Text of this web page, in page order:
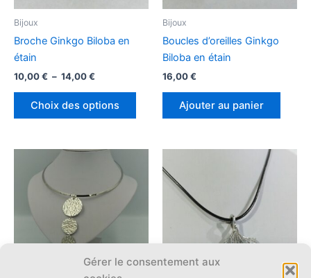
Gérer le consentement aux
Bijoux
Broche Ginkgo Biloba en
étain
10,00€ – 14,00€
prix :
10,00 €
Choix des options
Ce
Les
options
choisies
sur
Bijoux
Boucles d’oreilles Ginkgo
Biloba en étain
16,00€
Ajouter au panier